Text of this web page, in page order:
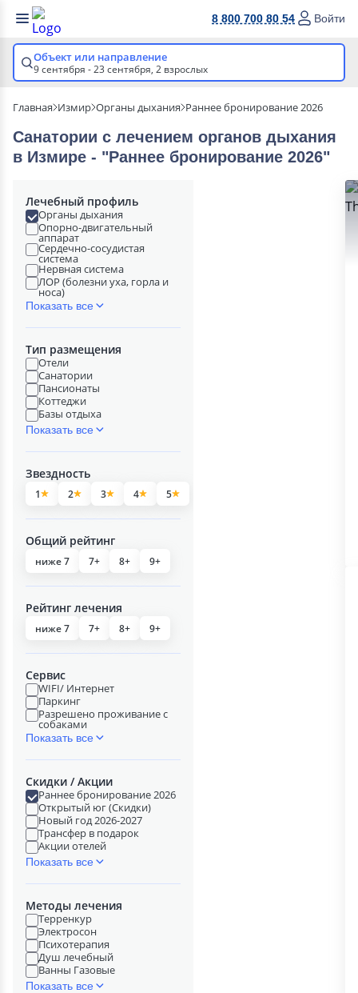
8 800 700 80 54 Войти
Объект или направление
9 сентября - 23 сентября, 2 взрослых
Главная Измир Органы дыхания Раннее бронирование 2026
Санатории с лечением органов дыхания
в Измире - "Раннее бронирование 2026"
Лечебный профиль
Органы дыхания
Опорно-двигательный
аппарат
Сердечно-сосудистая
система
Нервная система
ЛОР (болезни уха, горла и
носа)
Показать все
Тип размещения
Отели
Санатории
Пансионаты
Коттеджи
Базы отдыха
Показать все
Звездность
1 2 3 4 5
Общий рейтинг
ниже 7 7+ 8+ 9+
Рейтинг лечения
ниже 7 7+ 8+ 9+
Сервис
WIFI/ Интернет
Паркинг
Разрешено проживание с
собаками
Показать все
Скидки / Акции
Раннее бронирование 2026
Открытый юг (Скидки)
Новый год 2026-2027
Трансфер в подарок
Акции отелей
Показать все
Методы лечения
Терренкур
Электросон
Психотерапия
Душ лечебный
Ванны Газовые
Показать все